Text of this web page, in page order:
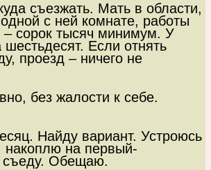
съезжать. Мать в области,
с ней комнате, работы
сорок тысяч минимум. У
Если отнять
проезд – ничего не
без жалости к себе.
Найду вариант. Устроюсь
накоплю на первый-
съеду. Обещаю.